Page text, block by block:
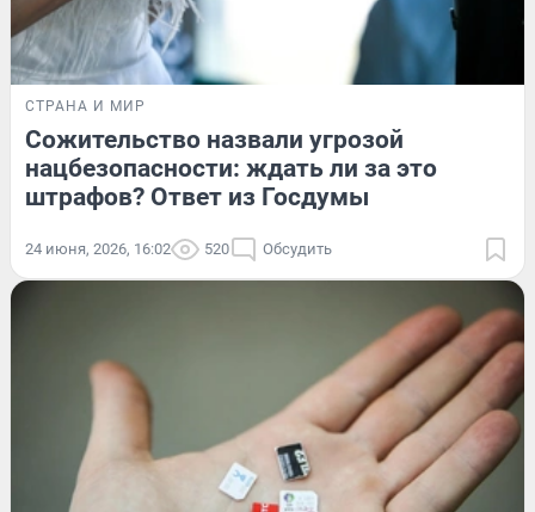
СТРАНА И МИР
Сожительство назвали угрозой
нацбезопасности: ждать ли за это
штрафов? Ответ из Госдумы
24 июня, 2026, 16:02 520 Обсудить